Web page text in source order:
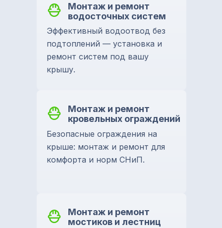
Монтаж и ремонт
водосточных систем
Эффективный водоотвод без
подтоплений — установка и
ремонт систем под вашу
крышу.
Монтаж и ремонт
кровельных ограждений
Безопасные ограждения на
крыше: монтаж и ремонт для
комфорта и норм СНиП.
Монтаж и ремонт
мостиков и лестниц